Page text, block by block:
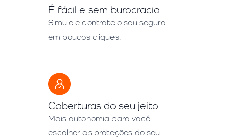
É fácil e sem burocracia
Simule e contrate o seu seguro
em poucos cliques.
Mais autonomia para você
escolher as proteções do seu
Coberturas do seu jeito